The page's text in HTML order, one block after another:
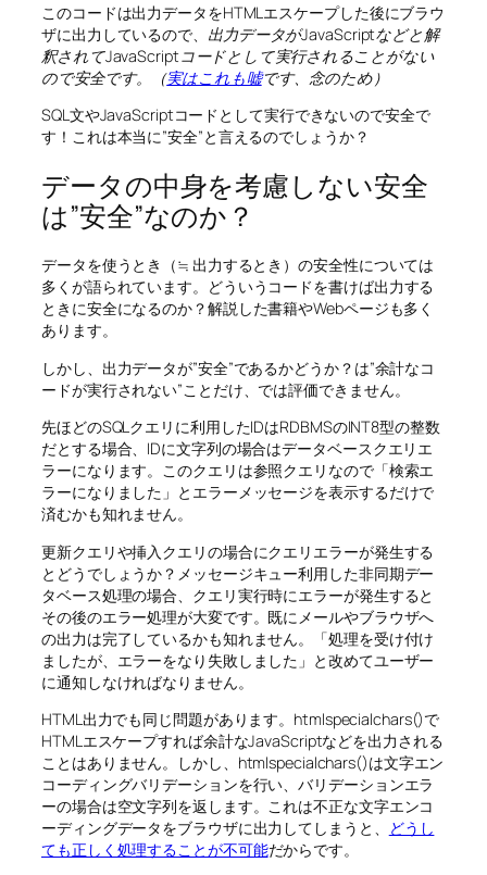
このコードは出力データをHTMLエスケープした後にブラウ
ザに出力しているので、 出力データがJavaScriptなどと解
釈されてJavaScriptコードとして実行されることがない
ので安全です。（実はこれも嘘です、念のため）
SQL文やJavaScriptコードとして実行できないので安全で
す！これは本当に”安全”と言えるのでしょうか？
データの中身を考慮しない安全
は”安全”なのか？
データを使うとき（≒ 出力するとき）の安全性については
多くが語られています。どういうコードを書けば出力する
ときに安全になるのか？解説した書籍やWebページも多く
あります。
しかし、出力データが”安全”であるかどうか？は”余計なコ
ードが実行されない”ことだけ、では評価できません。
先ほどのSQLクエリに利用したIDはRDBMSのINT8型の整数
だとする場合、IDに文字列の場合はデータベースクエリエ
ラーになります。このクエリは参照クエリなので「検索エ
ラーになりました」とエラーメッセージを表示するだけで
済むかも知れません。
更新クエリや挿入クエリの場合にクエリエラーが発生する
とどうでしょうか？メッセージキュー利用した非同期デー
タベース処理の場合、クエリ実行時にエラーが発生すると
その後のエラー処理が大変です。既にメールやブラウザへ
の出力は完了しているかも知れません。「処理を受け付け
ましたが、エラーをなり失敗しました」と改めてユーザー
に通知しなければなりません。
HTML出力でも同じ問題があります。htmlspecialchars()で
HTMLエスケープすれば余計なJavaScriptなどを出力される
ことはありません。しかし、htmlspecialchars()は文字エン
コーディングバリデーションを行い、バリデーションエラ
ーの場合は空文字列を返します。これは不正な文字エンコ
ーディングデータをブラウザに出力してしまうと、
どうし
ても正しく処理することが不可能だからです。